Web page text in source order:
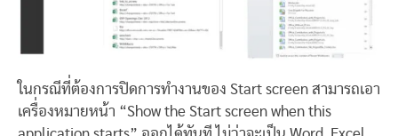
ในกรณีที่ต้องการปิดการทำงานของ Start screen สามารถเอา
เครื่องหมายหน้า “Show the Start screen when this